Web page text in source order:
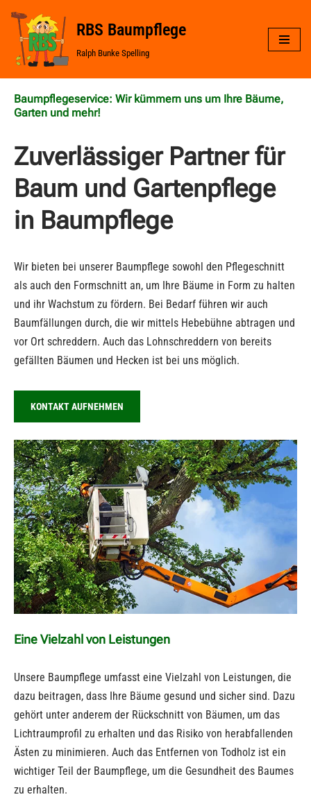
Zum
Inhalt
springen
RBS Baumpflege
Ralph Bunke Spelling
Baumpflegeservice: Wir kümmern uns um Ihre Bäume,
Garten und mehr!
Zuverlässiger Partner für
Baum und Gartenpflege
in Baumpflege
Wir bieten bei unserer Baumpflege sowohl den Pflegeschnitt
als auch den Formschnitt an, um Ihre Bäume in Form zu halten
und ihr Wachstum zu fördern. Bei Bedarf führen wir auch
Baumfällungen durch, die wir mittels Hebebühne abtragen und
vor Ort schreddern. Auch das Lohnschreddern von bereits
gefällten Bäumen und Hecken ist bei uns möglich.
KONTAKT AUFNEHMEN
Eine Vielzahl von Leistungen
Unsere Baumpflege umfasst eine Vielzahl von Leistungen, die
dazu beitragen, dass Ihre Bäume gesund und sicher sind. Dazu
gehört unter anderem der Rückschnitt von Bäumen, um das
Lichtraumprofil zu erhalten und das Risiko von herabfallenden
Ästen zu minimieren. Auch das Entfernen von Todholz ist ein
wichtiger Teil der Baumpflege, um die Gesundheit des Baumes
zu erhalten.